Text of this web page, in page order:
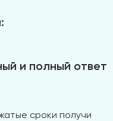
и полный ответ
сроки получи